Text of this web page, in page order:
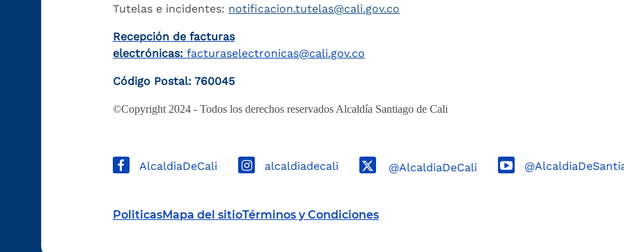
Tutelas e incidentes: notificacion.tutelas@cali.gov.co
Recepción de facturas
electrónicas: facturaselectronicas@cali.gov.co
Código Postal: 760045
©Copyright 2024 - Todos los derechos reservados Alcaldía Santiago de Cali
AlcaldiaDeCali alcaldiadecali @AlcaldiaDeCali
PoliticasMapa del sitioTérminos y Condiciones